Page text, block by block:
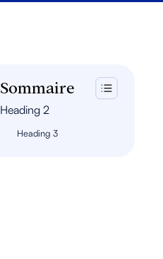
Sommaire
Heading 2
Heading 3